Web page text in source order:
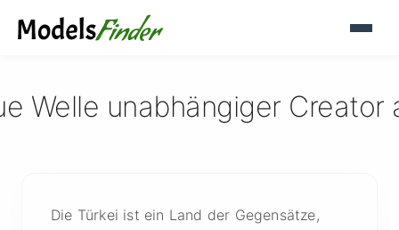
Welle unabhängiger
Die Türkei ist ein Land der Gegensätze,